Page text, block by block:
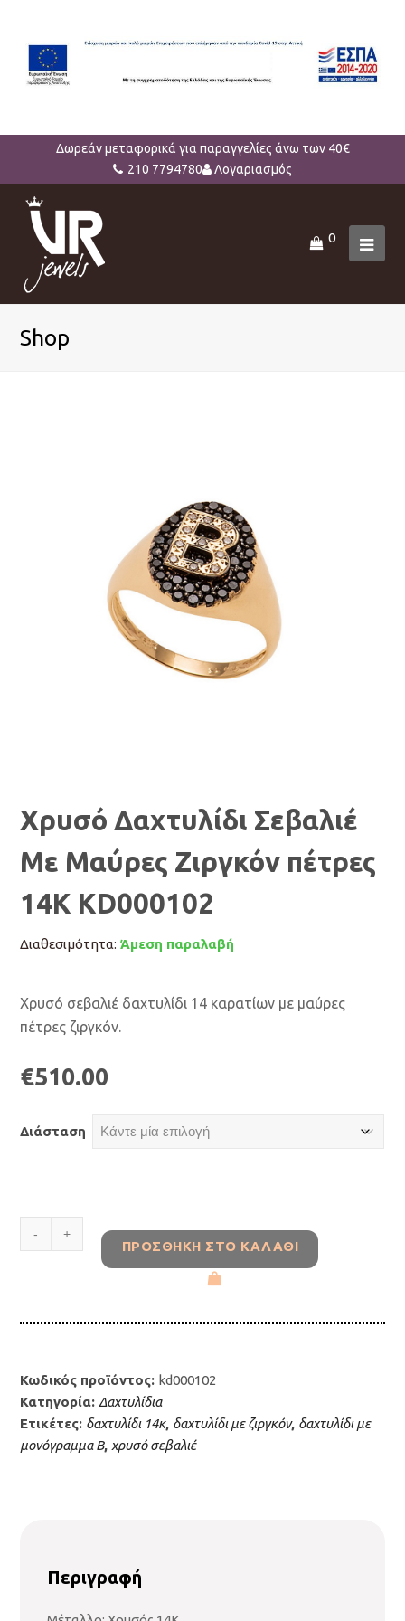
Δωρεάν μεταφορικά για παραγγελίες άνω των 40€
210 7794780
Λογαριασμός
0
Shop
Χρυσό Δαχτυλίδι Σεβαλιέ
Με Μαύρες Ζιργκόν πέτρες
14K KD000102
Διαθεσιμότητα: Άμεση παραλαβή
Χρυσό σεβαλιέ δαχτυλίδι 14 καρατίων με μαύρες
πέτρες ζιργκόν.
€510.00
Διάσταση
Δαχτυλίδι
14K
KD000102
ποσότητα
ΠΡΟΣΘΉΚΗ ΣΤΟ ΚΑΛΆΘΙ
Κωδικός προϊόντος: kd000102
Κατηγορία: Δαχτυλίδια
Ετικέτες: δαχτυλίδι 14κ, δαχτυλίδι με ζιργκόν, δαχτυλίδι με
μονόγραμμα Β, χρυσό σεβαλιέ
Περιγραφή